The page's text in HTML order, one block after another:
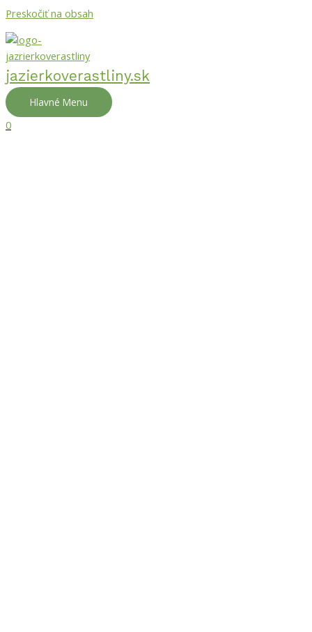
Preskočiť na obsah
jazierkoverastliny.sk
Hlavné Menu
0